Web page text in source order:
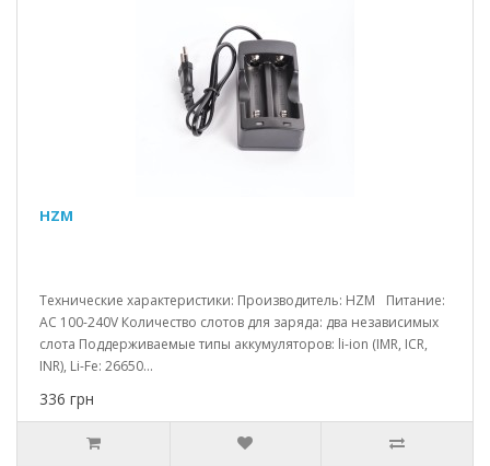
HZM
Технические характеристики: Производитель: HZM Питание:
AC 100-240V Количество слотов для заряда: два независимых
слота Поддерживаемые типы аккумуляторов: li-ion (IMR, ICR,
INR), Li-Fe: 26650...
336 грн